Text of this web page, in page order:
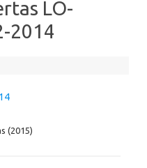
LO-
2014
(2015)